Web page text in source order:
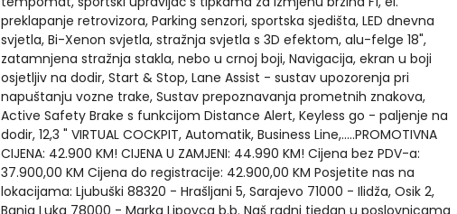
preklapanje retrovizora, Parking senzori, sportska sjedišta, LED dnevna
svjetla, Bi-Xenon svjetla, stražnja svjetla s 3D efektom, alu-felge 18",
zatamnjena stražnja stakla, nebo u crnoj boji, Navigacija, ekran u boji
osjetljiv na dodir, Start & Stop, Lane Assist - sustav upozorenja pri
napuštanju vozne trake, Sustav prepoznavanja prometnih znakova,
Active Safety Brake s funkcijom Distance Alert, Keyless go - paljenje na
dodir, 12,3 " VIRTUAL COCKPIT, Automatik, Business Line,.....PROMOTIVNA
CIJENA: 42.900 KM! CIJENA U ZAMJENI: 44.990 KM! Cijena bez PDV-a:
37.900,00 KM Cijena do registracije: 42.900,00 KM Posjetite nas na
lokacijama: Ljubuški 88320 - Hrašljani 5, Sarajevo 71000 - Ilidža, Osik 2,
Banja Luka 78000 - Marka Lipovca b.b. Naš radni tjedan u poslovnicama